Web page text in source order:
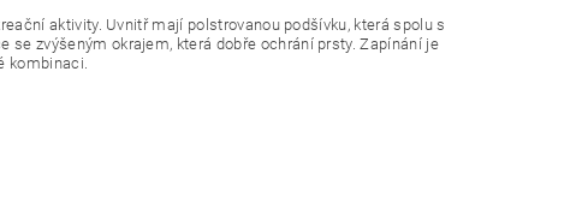
aktivity. Uvnitř mají polstrovanou podšívku, která spolu s
se zvýšeným okrajem, která dobře ochrání prsty. Zapínání je
kombinaci.